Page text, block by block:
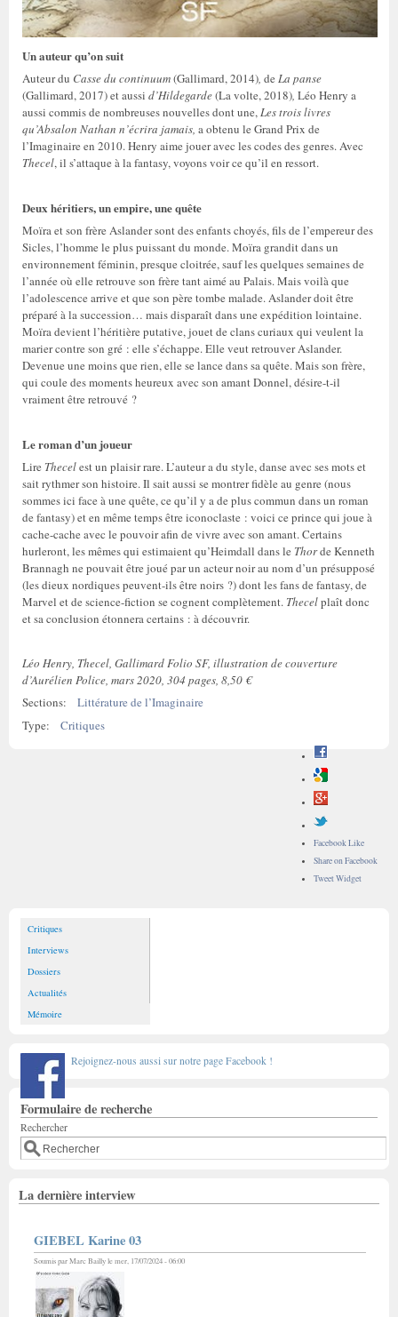
Un auteur qu’on suit
Auteur du Casse du continuum(Gallimard, 2014), de La panse
(Gallimard, 2017) et aussi d’Hildegarde(La volte, 2018), Léo Henry a
aussi commis de nombreuses nouvelles dont une,Les trois livres
qu’Absalon Nathan n’écrira jamais, a obtenu le Grand Prix de
l’Imaginaire en 2010. Henry aime jouer avec les codes des genres. Avec
Thecel, il s’attaque à la fantasy, voyons voir ce qu’il en ressort.
Deux héritiers, un empire, une quête
Moïra et son frère Aslander sont des enfants choyés, fils de l’empereur des
Sicles, l’homme le plus puissant du monde. Moïra grandit dans un
environnement féminin, presque cloitrée, sauf les quelques semaines de
l’année où elle retrouve son frère tant aimé au Palais. Mais voilà que
l’adolescence arrive et que son père tombe malade. Aslander doit être
préparé à la succession… mais disparaît dans une expédition lointaine.
Moïra devient l’héritière putative, jouet de clans curiaux qui veulent la
marier contre son gré : elle s’échappe. Elle veut retrouver Aslander.
Devenue une moins que rien, elle se lance dans sa quête. Mais son frère,
qui coule des moments heureux avec son amant Donnel, désire-t-il
vraiment être retrouvé ?
Le roman d’un joueur
Lire Thecelest un plaisir rare. L’auteur a du style, danse avec ses mots et
sait rythmer son histoire. Il sait aussi se montrer fidèle au genre (nous
sommes ici face à une quête, ce qu’il y a de plus commun dans un roman
de fantasy) et en même temps être iconoclaste : voici ce prince qui joue à
cache-cache avec le pouvoir afin de vivre avec son amant. Certains
hurleront, les mêmes qui estimaient qu’Heimdall dans le Thorde Kenneth
Brannagh ne pouvait être joué par un acteur noir au nom d’un présupposé
(les dieux nordiques peuvent-ils être noirs ?) dont les fans de fantasy, de
Marvel et de science-fiction se cognent complètement. Thecelplaît donc
et sa conclusion étonnera certains : à découvrir.
Léo Henry, Thecel, Gallimard Folio SF, illustration de couverture
d’Aurélien Police, mars 2020, 304 pages, 8,50 €
Sections:
Littérature de l’Imaginaire
Type:
Critiques
Facebook Like
Share on Facebook
Tweet Widget
Critiques
Interviews
Dossiers
Actualités
Mémoire
Rejoignez-nous aussi sur notre page Facebook !
Formulaire de recherche
Rechercher
La dernière interview
GIEBEL Karine 03
Soumis parMarc Baillyle mer, 17/07/2024 - 06:00